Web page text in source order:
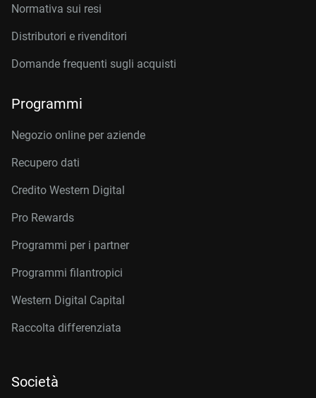
Normativa sui resi
Distributori e rivenditori
Domande frequenti sugli acquisti
Programmi
Negozio online per aziende
Recupero dati
Credito Western Digital
Pro Rewards
Programmi per i partner
Programmi filantropici
Western Digital Capital
Raccolta differenziata
Società